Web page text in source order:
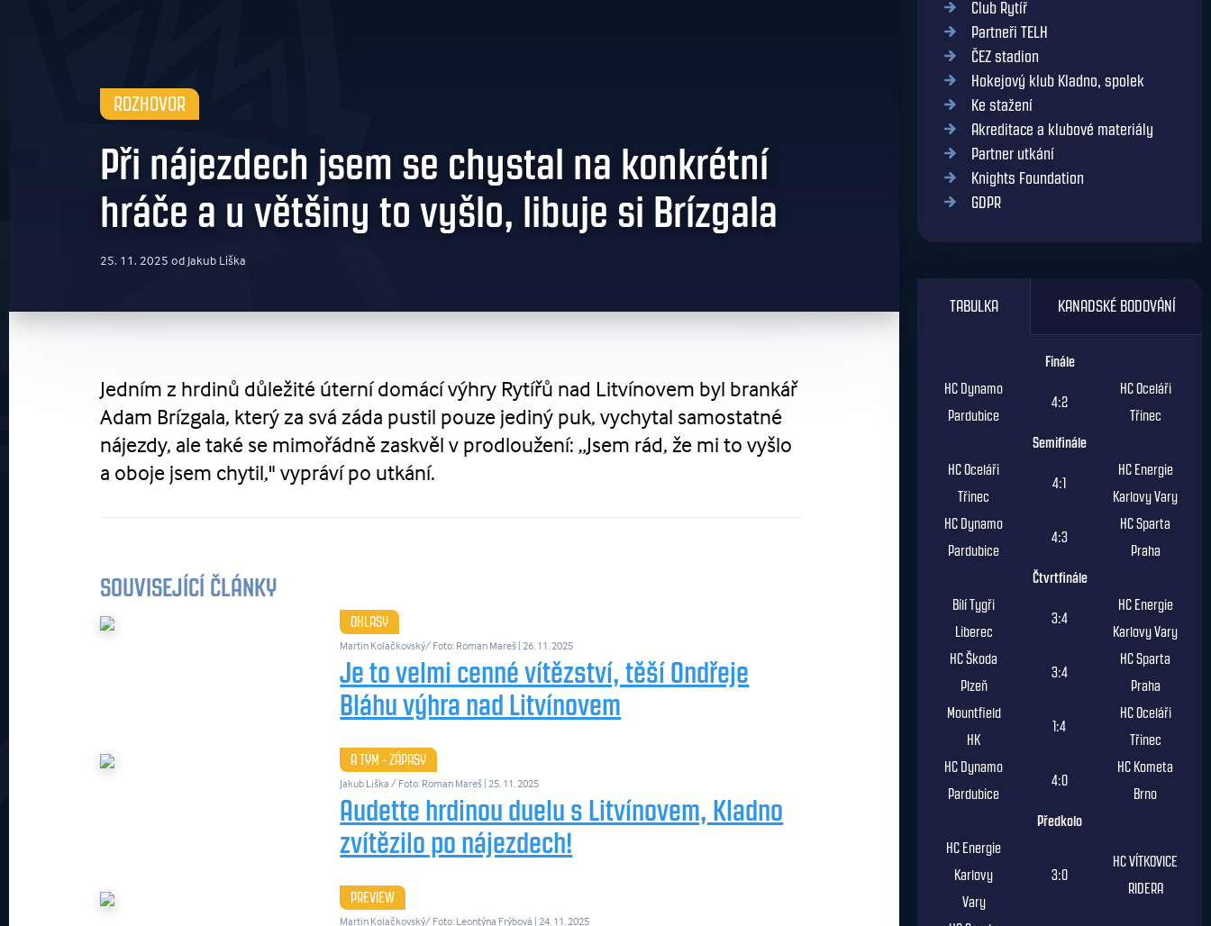
ROZHOVOR
Při nájezdech jsem se chystal na konkrétní
hráče a u většiny to vyšlo, libuje si Brízgala
25. 11. 2025 od Jakub Liška
Jedním z hrdinů důležité úterní domácí výhry Rytířů nad Litvínovem byl brankář
Adam Brízgala, který za svá záda pustil pouze jediný puk, vychytal samostatné
nájezdy, ale také se mimořádně zaskvěl v prodloužení: „Jsem rád, že mi to vyšlo
a oboje jsem chytil," vypráví po utkání.
SOUVISEJÍCÍ ČLÁNKY
OHLASY
Martin Kolačkovský/ Foto: Roman Mareš | 26. 11. 2025
Je to velmi cenné vítězství, těší Ondřeje
Bláhu výhra nad Litvínovem
A TÝM - ZÁPASY
Jakub Liška / Foto: Roman Mareš | 25. 11. 2025
Audette hrdinou duelu s Litvínovem, Kladno
zvítězilo po nájezdech!
PREVIEW
Martin Kolačkovský/ Foto: Leontýna Frýbová | 24. 11. 2025
Club Rytíř
Partneři TELH
ČEZ stadion
Hokejový klub Kladno, spolek
Ke stažení
Akreditace a klubové materiály
Partner utkání
Knights Foundation
GDPR
TABULKA KANADSKÉ BODOVÁNÍ
Finále
HC Dynamo
Pardubice
4:2
HC Oceláři
Třinec
Semifinále
HC Oceláři
Třinec
4:1
HC Energie
Karlovy Vary
HC Dynamo
Pardubice
4:3
HC Sparta
Praha
Čtvrtfinále
Bílí Tygři
Liberec
3:4
HC Energie
Karlovy Vary
HC Škoda
Plzeň
3:4
HC Sparta
Praha
Mountfield
HK
1:4
HC Oceláři
Třinec
HC Dynamo
Pardubice
4:0
HC Kometa
Brno
Předkolo
HC Energie
Karlovy
Vary
3:0
HC VÍTKOVICE
RIDERA